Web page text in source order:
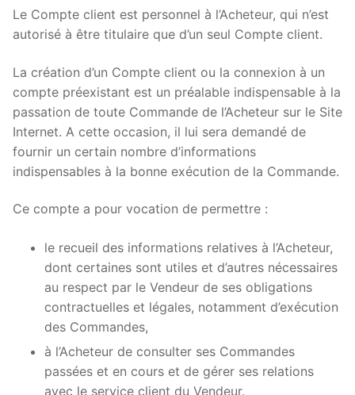
Le Compte client est personnel à l’Acheteur, qui n’est
autorisé à être titulaire que d’un seul Compte client.
La création d’un Compte client ou la connexion à un
compte préexistant est un préalable indispensable à la
passation de toute Commande de l’Acheteur sur le Site
Internet. A cette occasion, il lui sera demandé de
fournir un certain nombre d’informations
indispensables à la bonne exécution de la Commande.
Ce compte a pour vocation de permettre :
le recueil des informations relatives à l’Acheteur,
dont certaines sont utiles et d’autres nécessaires
au respect par le Vendeur de ses obligations
contractuelles et légales, notamment d’exécution
des Commandes,
à l’Acheteur de consulter ses Commandes
passées et en cours et de gérer ses relations
avec le service client du Vendeur.